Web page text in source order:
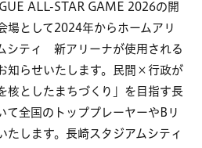
ALL-STAR GAME 2026の開
場として2024年からホームアリ
シティ 新アリーナが使用される
知らせいたします。民間×行政が
核としたまちづくり」を目指す長
て全国のトッププレーヤーやBリ
たします。長崎スタジアムシティ